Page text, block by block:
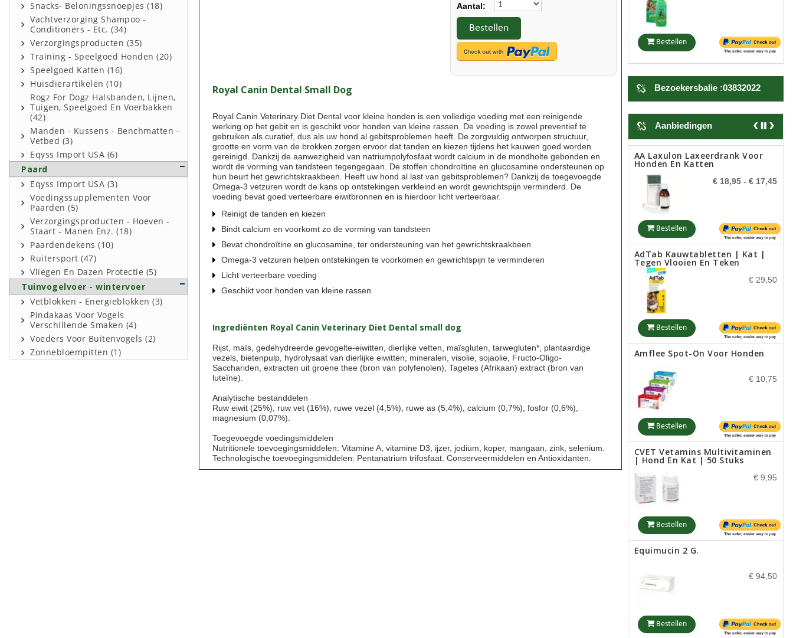
Snacks- Beloningssnoepjes (18)
Vachtverzorging Shampoo -
Conditioners - Etc. (34)
Verzorgingsproducten (35)
Training - Speelgoed Honden (20)
Speelgoed Katten (16)
Huisdierartikelen (10)
Rogz For Dogz Halsbanden, Lijnen,
Tuigen, Speelgoed En Voerbakken
(42)
Manden - Kussens - Benchmatten -
Vetbed (3)
Eqyss Import USA (6)
Paard
Eqyss Import USA (3)
Voedingssupplementen Voor
Paarden (5)
Verzorgingsproducten - Hoeven -
Staart - Manen Enz. (18)
Paardendekens (10)
Ruitersport (47)
Vliegen En Dazen Protectie (5)
Tuinvogelvoer - wintervoer
Vetblokken - Energieblokken (3)
Pindakaas Voor Vogels
Verschillende Smaken (4)
Voeders Voor Buitenvogels (2)
Zonnebloempitten (1)
Aantal:
Bestellen
Royal Canin Dental Small Dog
Royal Canin Veterinary Diet Dental voor kleine honden is een volledige voeding met een reinigende
werking op het gebit en is geschikt voor honden van kleine rassen. De voeding is zowel preventief te
gebruiken als curatief, dus als uw hond al gebitsproblemen heeft. De zorgvuldig ontworpen structuur,
grootte en vorm van de brokken zorgen ervoor dat tanden en kiezen tijdens het kauwen goed worden
gereinigd. Dankzij de aanwezigheid van natriumpolyfosfaat wordt calcium in de mondholte gebonden en
wordt de vorming van tandsteen tegengegaan. De stoffen chondroïtine en glucosamine ondersteunen op
hun beurt het gewrichtskraakbeen. Heeft uw hond al last van gebitsproblemen? Dankzij de toegevoegde
Omega-3 vetzuren wordt de kans op ontstekingen verkleind en wordt gewrichtspijn verminderd. De
voeding bevat goed verteerbare eiwitbronnen en is hierdoor licht verteerbaar.
Reinigt de tanden en kiezen
Bindt calcium en voorkomt zo de vorming van tandsteen
Bevat chondroïtine en glucosamine, ter ondersteuning van het gewrichtskraakbeen
Omega-3 vetzuren helpen ontstekingen te voorkomen en gewrichtspijn te verminderen
Licht verteerbare voeding
Geschikt voor honden van kleine rassen
Ingrediënten Royal Canin Veterinary Diet Dental small dog
Rijst, maïs, gedehydreerde gevogelte-eiwitten, dierlijke vetten, maïsgluten, tarwegluten*, plantaardige
vezels, bietenpulp, hydrolysaat van dierlijke eiwitten, mineralen, visolie, sojaolie, Fructo-Oligo-
Sacchariden, extracten uit groene thee (bron van polyfenolen), Tagetes (Afrikaan) extract (bron van
luteïne).
Analytische bestanddelen
Ruw eiwit (25%), ruw vet (16%), ruwe vezel (4,5%), ruwe as (5,4%), calcium (0,7%), fosfor (0,6%),
magnesium (0,07%).
Toegevoegde voedingsmiddelen
Nutritionele toevoegingsmiddelen: Vitamine A, vitamine D3, ijzer, jodium, koper, mangaan, zink, selenium.
Technologische toevoegingsmiddelen: Pentanatrium trifosfaat. Conserveermiddelen en Antioxidanten.
Bestellen
Ijslands Zeewier Voor Honden
En Katten ( Ascophyllum
Nodosum )
Bestellen
Bogadent Dental Water
Additive Dog 250ml
Bestellen
Virbac Hexarinse
Mondspoelvloeistof
€ 19,50
Bestellen
Tropiclean Fresh Breath Plus
Skin & Coat -oral Care Water
Voor Honden (en Katten)
€ 17,50
Bestellen
Royal Canin Dental Hond
€ 45,65
Bestellen
Royal Canin Dental Kat
€ 24,75
Bezoekersbalie :03832022
Aanbiedingen
AA Laxulon Laxeerdrank Voor
Honden En Katten
€ 18,95 - € 17,45
Bestellen
AdTab Kauwtabletten | Kat |
Tegen Vlooien En Teken
€ 29,50
Bestellen
Amflee Spot-On Voor Honden
€ 10,75
Bestellen
CVET Vetamins Multivitaminen
| Hond En Kat | 50 Stuks
€ 9,95
Bestellen
Equimucin 2 G.
€ 94,50
Bestellen